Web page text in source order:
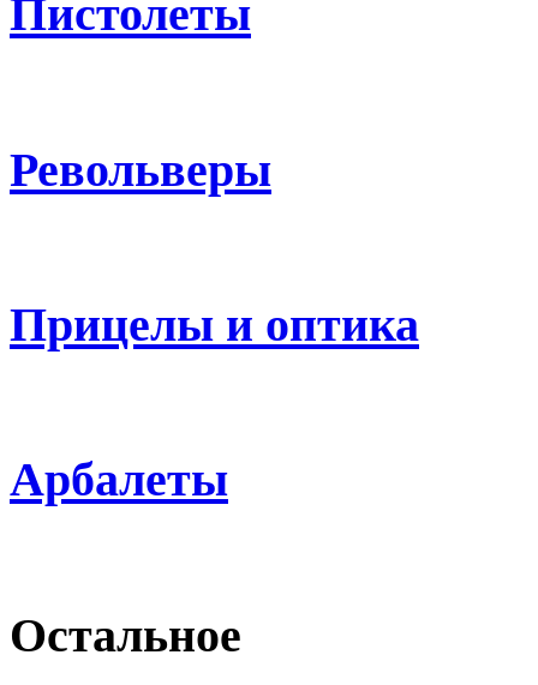
Пистолеты
Револьверы
Прицелы и оптика
Арбалеты
Остальное